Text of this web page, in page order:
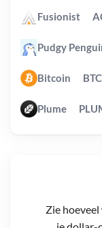
Zie hoeveel
Fusionist
Pudgy
Bitcoin BTC
Plume